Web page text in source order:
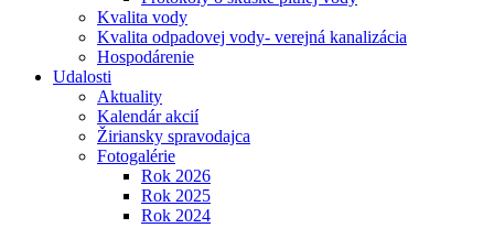
Kvalita vody
Kvalita odpadovej vody- verejná kanalizácia
Hospodárenie
Udalosti
Aktuality
Kalendár akcií
Žiriansky spravodajca
Fotogalérie
Rok 2026
Rok 2025
Rok 2024